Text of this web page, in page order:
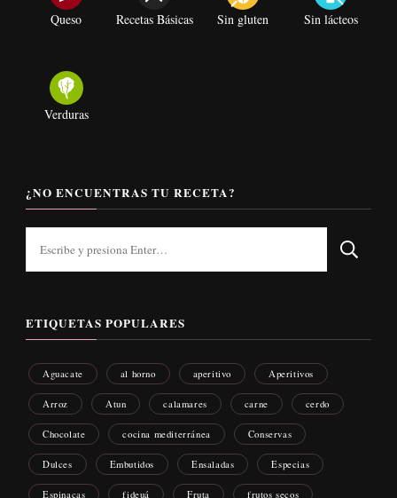
Queso Recetas Básicas Sin gluten Sin lácteos
Verduras
¿NO ENCUENTRAS TU RECETA?
ETIQUETAS POPULARES
Aguacate al horno aperitivo Aperitivos
Arroz Atun calamares carne cerdo
Chocolate cocina mediterránea Conservas
Dulces Embutidos Ensaladas Especias
Espinacas fideuá Fruta frutos secos